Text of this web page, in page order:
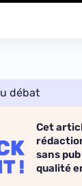
débat
Cet
sans
qualité